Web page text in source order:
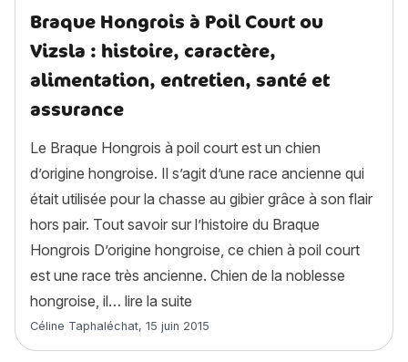
Braque Hongrois à Poil Court ou
Vizsla : histoire, caractère,
alimentation, entretien, santé et
assurance
Le Braque Hongrois à poil court est un chien
d’origine hongroise. Il s’agit d’une race ancienne qui
était utilisée pour la chasse au gibier grâce à son flair
hors pair. Tout savoir sur l’histoire du Braque
Hongrois D’origine hongroise, ce chien à poil court
est une race très ancienne. Chien de la noblesse
hongroise, il… lire la suite
Article rédigé par
Céline Taphaléchat, 15 juin 2015